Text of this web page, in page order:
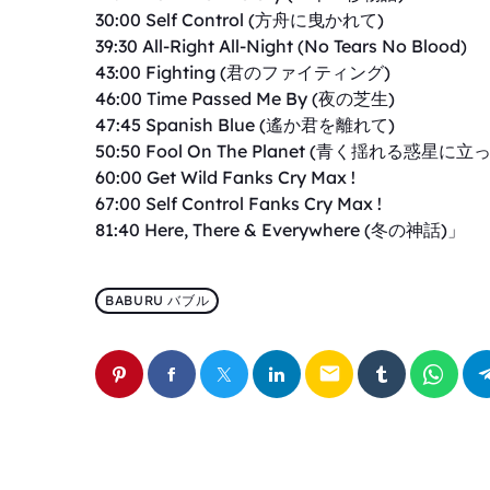
30:00 Self Control (方舟に曳かれて)
39:30 All-Right All-Night (No Tears No Blood)
43:00 Fighting (君のファイティング)
46:00 Time Passed Me By (夜の芝生)
47:45 Spanish Blue (遙か君を離れて)
50:50 Fool On The Planet (青く揺れる惑星に立
60:00 Get Wild Fanks Cry Max !
67:00 Self Control Fanks Cry Max !
81:40 Here, There & Everywhere (冬の神話)」
BABURU バブル
email